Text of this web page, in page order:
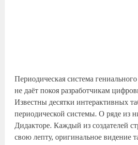
Периодическая система
не даёт покоя разработчикам
Известны десятки интерактивных
периодической системы. О ряде из
Дидакторе. Каждый из создателей
свою лепту, оригинальное видение